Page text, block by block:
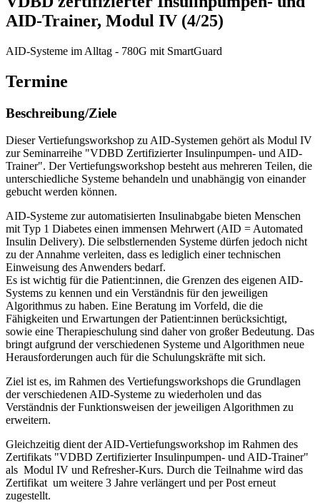
AID-Trainer, Modul IV (4/25)
AID-Systeme im Alltag - 780G mit SmartGuard
Termine
Beschreibung/Ziele
Dieser Vertiefungsworkshop zu AID-Systemen gehört als Modul IV
zur Seminarreihe "VDBD Zertifizierter Insulinpumpen- und AID-
Trainer". Der Vertiefungsworkshop besteht aus mehreren Teilen, die
unterschiedliche Systeme behandeln und unabhängig von einander
gebucht werden können.
AID-Systeme zur automatisierten Insulinabgabe bieten Menschen
mit Typ 1 Diabetes einen immensen Mehrwert (AID = Automated
Insulin Delivery). Die selbstlernenden Systeme dürfen jedoch nicht
zu der Annahme verleiten, dass es lediglich einer technischen
Einweisung des Anwenders bedarf.
Es ist wichtig für die Patient:innen, die Grenzen des eigenen AID-
Systems zu kennen und ein Verständnis für den jeweiligen
Algorithmus zu haben. Eine Beratung im Vorfeld, die die
Fähigkeiten und Erwartungen der Patient:innen berücksichtigt,
sowie eine Therapieschulung sind daher von großer Bedeutung. Das
bringt aufgrund der verschiedenen Systeme und Algorithmen neue
Herausforderungen auch für die Schulungskräfte mit sich.
Ziel ist es, im Rahmen des Vertiefungsworkshops die Grundlagen
der verschiedenen AID-Systeme zu wiederholen und das
Verständnis der Funktionsweisen der jeweiligen Algorithmen zu
erweitern.
Gleichzeitig dient der AID-Vertiefungsworkshop im Rahmen des
Zertifikats "VDBD Zertifizierter Insulinpumpen- und AID-Trainer"
als Modul IV und Refresher-Kurs. Durch die Teilnahme wird das
Zertifikat um weitere 3 Jahre verlängert und per Post erneut
zugestellt.